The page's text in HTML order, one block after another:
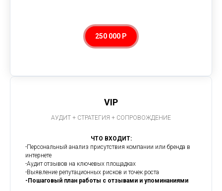
250 000 Р
VIP
АУДИТ + СТРАТЕГИЯ + СОПРОВОЖДЕНИЕ
ЧТО ВХОДИТ:
-Персональный анализ присутствия компании или бренда в
интернете
-Аудит отзывов на ключевых площадках
-Выявление репутационных рисков и точек роста
-Пошаговый план работы с отзывами и упоминаниями